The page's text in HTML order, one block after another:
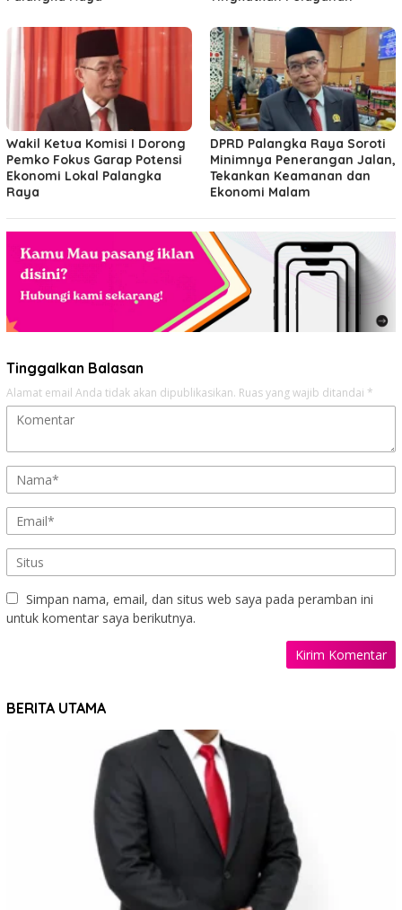
Wakil Ketua Komisi I Dorong
Pemko Fokus Garap Potensi
Ekonomi Lokal Palangka
Raya
DPRD Palangka Raya Soroti
Minimnya Penerangan Jalan,
Tekankan Keamanan dan
Ekonomi Malam
Tinggalkan Balasan
Alamat email Anda tidak akan dipublikasikan. Ruas yang wajib ditandai *
Simpan nama, email, dan situs web saya pada peramban ini
untuk komentar saya berikutnya.
BERITA UTAMA